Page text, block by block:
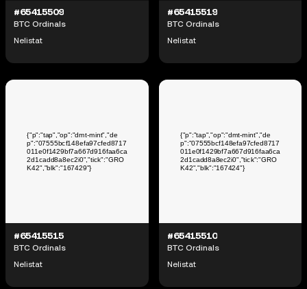
#65415509
BTC Ordinals
Nelistat
#65415519
BTC Ordinals
Nelistat
#65415515
BTC Ordinals
Nelistat
#65415510
BTC Ordinals
Nelistat